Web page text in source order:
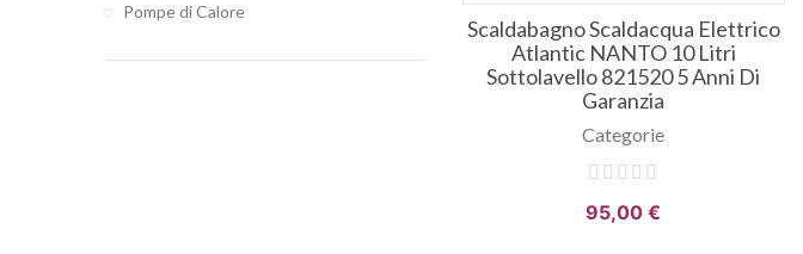
Scaldabagno Scaldacqua Elettrico
Atlantic NANTO 10 Litri
Sottolavello 821520 5 Anni Di
Garanzia
Categorie
95,00 €
Pompe di Calore